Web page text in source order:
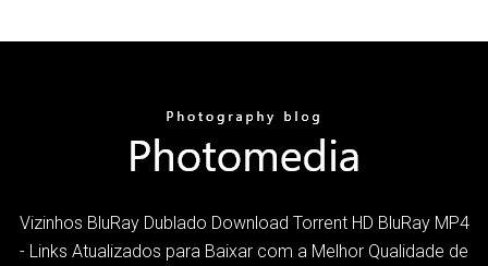
Vizinhos BluRay Dublado Download Torrent HD BluRay MP4
- Links Atualizados para Baixar com a Melhor Qualidade de